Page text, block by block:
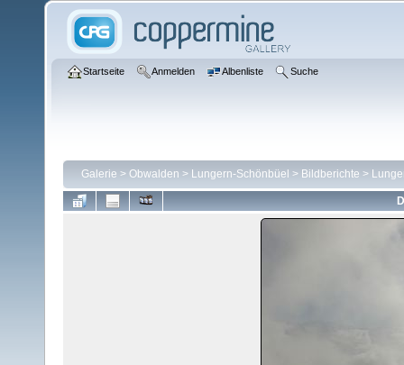
Startseite Anmelden Albenliste Suche
Galerie > Obwalden > Lungern-Schönbüel > Bildberichte >